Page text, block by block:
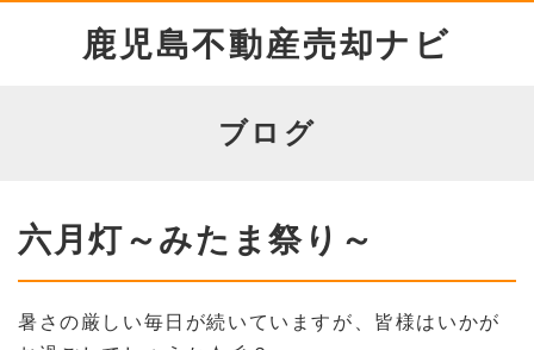
鹿児島不動産売却ナビ
ブログ
六月灯～みたま祭り～
暑さの厳しい毎日が続いていますが、皆様はいかが